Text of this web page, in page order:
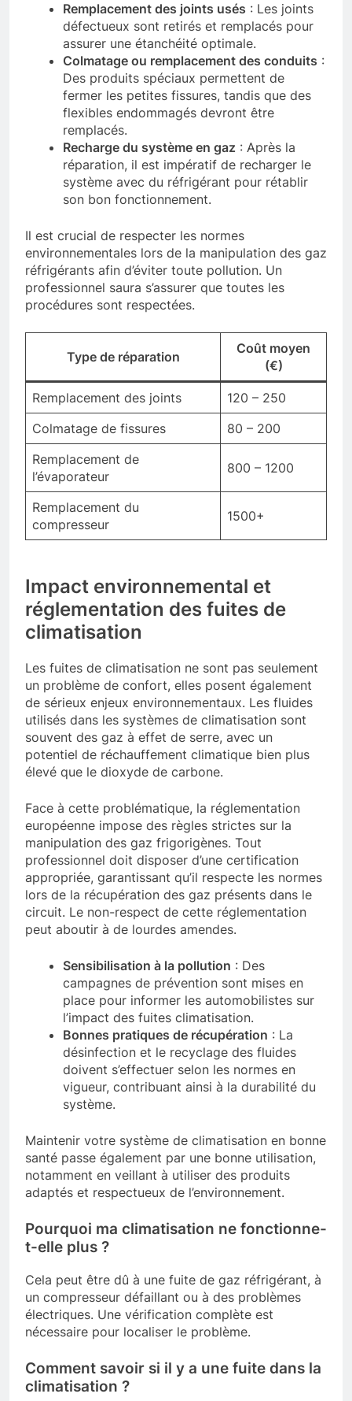
Remplacement des joints usés : Les joints
défectueux sont retirés et remplacés pour
assurer une étanchéité optimale.
Colmatage ou remplacement des conduits :
Des produits spéciaux permettent de
fermer les petites fissures, tandis que des
flexibles endommagés devront être
remplacés.
Recharge du système en gaz : Après la
réparation, il est impératif de recharger le
système avec du réfrigérant pour rétablir
son bon fonctionnement.
Il est crucial de respecter les normes
environnementales lors de la manipulation des gaz
réfrigérants afin d’éviter toute pollution. Un
professionnel saura s’assurer que toutes les
procédures sont respectées.
Type de réparation
Coût moyen
(€)
Remplacement des joints
120 – 250
Colmatage de fissures
80 – 200
Remplacement de
l’évaporateur
800 – 1200
Remplacement du
compresseur
1500+
Impact environnemental et
réglementation des fuites de
climatisation
Les fuites de climatisation ne sont pas seulement
un problème de confort, elles posent également
de sérieux enjeux environnementaux. Les fluides
utilisés dans les systèmes de climatisation sont
souvent des gaz à effet de serre, avec un
potentiel de réchauffement climatique bien plus
élevé que le dioxyde de carbone.
Face à cette problématique, la réglementation
européenne impose des règles strictes sur la
manipulation des gaz frigorigènes. Tout
professionnel doit disposer d’une certification
appropriée, garantissant qu’il respecte les normes
lors de la récupération des gaz présents dans le
circuit. Le non-respect de cette réglementation
peut aboutir à de lourdes amendes.
Sensibilisation à la pollution : Des
campagnes de prévention sont mises en
place pour informer les automobilistes sur
l’impact des fuites climatisation.
Bonnes pratiques de récupération : La
désinfection et le recyclage des fluides
doivent s’effectuer selon les normes en
vigueur, contribuant ainsi à la durabilité du
système.
Maintenir votre système de climatisation en bonne
santé passe également par une bonne utilisation,
notamment en veillant à utiliser des produits
adaptés et respectueux de l’environnement.
Pourquoi ma climatisation ne fonctionne-
t-elle plus ?
Cela peut être dû à une fuite de gaz réfrigérant, à
un compresseur défaillant ou à des problèmes
électriques. Une vérification complète est
nécessaire pour localiser le problème.
Comment savoir si il y a une fuite dans la
climatisation ?